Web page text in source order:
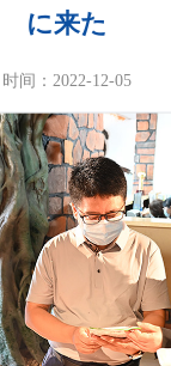
に来た
时间：2022-12-05